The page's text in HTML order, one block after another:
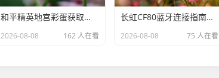
和平精英地宫彩蛋获取攻略大揭秘
2026-08-08 162 人在看
长虹CF80蓝牙连接指南，如何连接蓝牙耳机
2026-08-08 75 人在看